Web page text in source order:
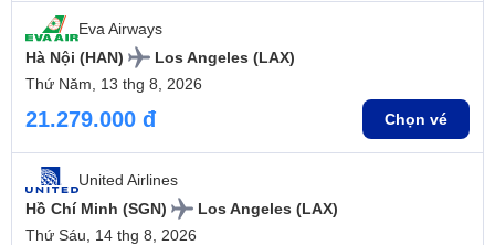
Eva Airways
Hà Nội (HAN)
Los Angeles (LAX)
Thứ Năm, 13 thg 8, 2026
21.279.000 đ Chọn vé
United Airlines
Hồ Chí Minh (SGN)
Los Angeles (LAX)
Thứ Sáu, 14 thg 8, 2026